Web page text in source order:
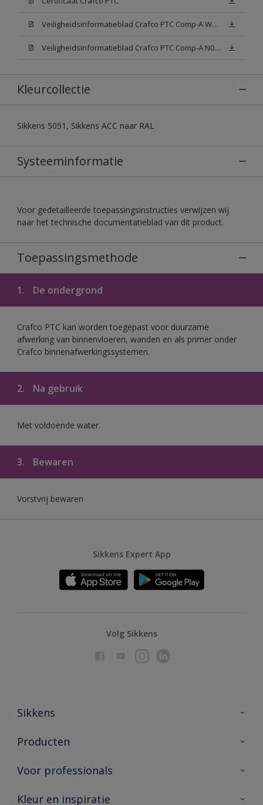
Veiligheidsinformatieblad Crafco PTC Comp-A W05 (MSDS)
Veiligheidsinformatieblad Crafco PTC Comp-A N00 (MSDS)
Kleurcollectie
Sikkens 5051, Sikkens ACC naar RAL
Systeeminformatie
Voor gedetailleerde toepassingsinstructies verwijzen wij
naar het technische documentatieblad van dit product.
Toepassingsmethode
1. De ondergrond
Crafco PTC kan worden toegepast voor duurzame
afwerking van binnenvloeren, wanden en als primer onder
Crafco binnenafwerkingssystemen.
2. Na gebruik
Met voldoende water.
3. Bewaren
Vorstvrij bewaren
Sikkens Expert App
Volg Sikkens
Sikkens
Over Sikkens
Duurzaamheid
Producten
Producten voor binnen
Vind je verkooppunt
Voor professionals
Advies & service
Kleur en inspiratie